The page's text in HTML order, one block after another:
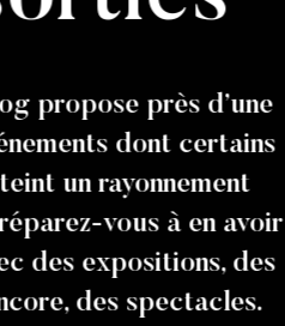
propose près d’une
dont certains
un rayonnement
vous à en avoir
des expositions, des
des spectacles.